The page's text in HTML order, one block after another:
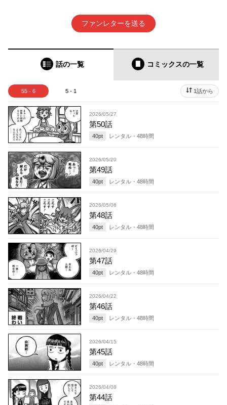
ファンレターを送る
話の一覧 コミックスの一覧
55 - 6 5 - 1 1話から
2026/05/27
第50話
40pt レンタル・ 48時間
2026/05/20
第49話
40pt レンタル・ 48時間
2026/05/06
第48話
40pt レンタル・ 48時間
2026/04/29
第47話
40pt レンタル・ 48時間
2026/04/22
第46話
40pt レンタル・ 48時間
2026/04/15
第45話
40pt レンタル・ 48時間
2026/04/08
第44話